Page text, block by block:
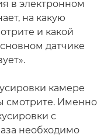
в электронном
на какую
и какой
датчике
камере
смотрите. Именно
с
необходимо